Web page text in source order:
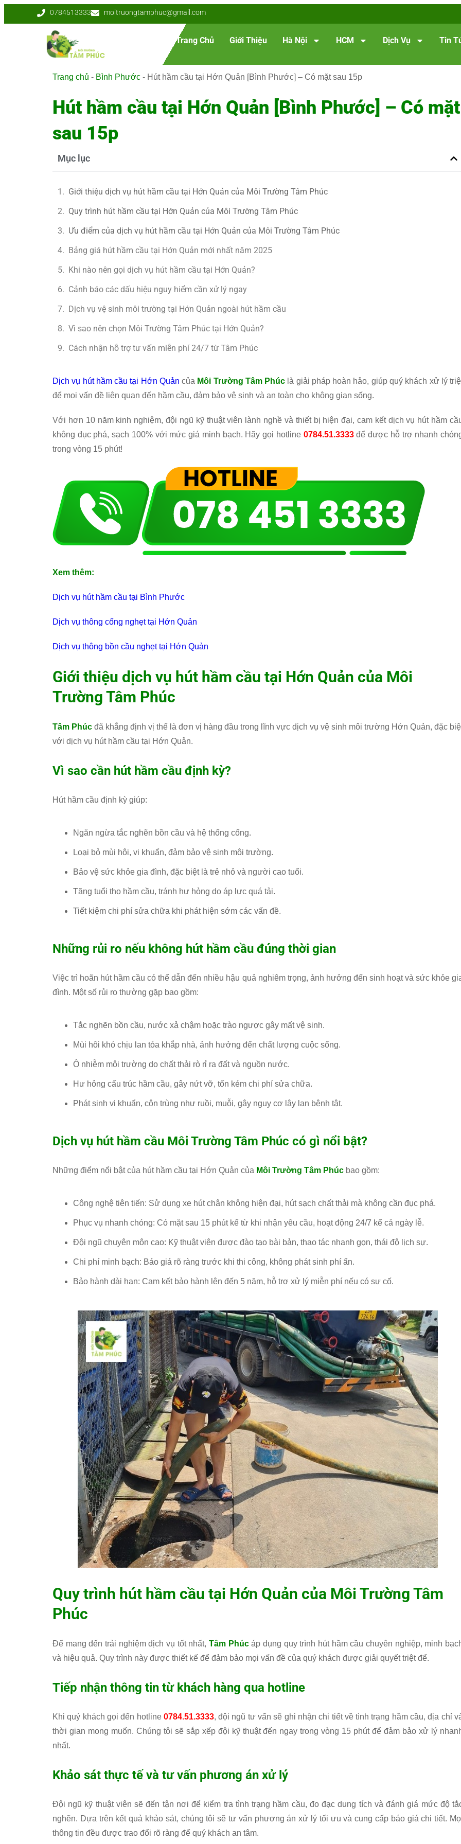
0784513333 moitruongtamphuc@gmail.com
Trang Chủ Giới Thiệu Hà Nội HCM Dịch Vụ Tin
Trang chủ - Bình Phước - Hút hầm cầu tại Hớn Quản [Bình Phước] – Có mặt sau 15p
Hút hầm cầu tại Hớn Quản [Bình Phước] – Có mặt
sau 15p
Mục lục
Giới thiệu dịch vụ hút hầm cầu tại Hớn Quản của Môi Trường Tâm Phúc
Quy trình hút hầm cầu tại Hớn Quản của Môi Trường Tâm Phúc
Ưu điểm của dịch vụ hút hầm cầu tại Hớn Quản của Môi Trường Tâm Phúc
Bảng giá hút hầm cầu tại Hớn Quản mới nhất năm 2025
Khi nào nên gọi dịch vụ hút hầm cầu tại Hớn Quản?
Cảnh báo các dấu hiệu nguy hiểm cần xử lý ngay
Dịch vụ vệ sinh môi trường tại Hớn Quản ngoài hút hầm cầu
Vì sao nên chọn Môi Trường Tâm Phúc tại Hớn Quản?
Cách nhận hỗ trợ tư vấn miễn phí 24/7 từ Tâm Phúc
Dịch vụ hút hầm cầu tại Hớn Quản của Môi Trường Tâm Phúc là giải pháp hoàn hảo, giúp quý khách xử lý
để mọi vấn đề liên quan đến hầm cầu, đảm bảo vệ sinh và an toàn cho không gian sống.
Với hơn 10 năm kinh nghiệm, đội ngũ kỹ thuật viên lành nghề và thiết bị hiện đại, cam kết dịch vụ hút hầm
không đục phá, sạch 100% với mức giá minh bạch. Hãy gọi hotline 0784.51.3333để được hỗ trợ nhanh
trong vòng 15 phút!
Xem thêm:
Dịch vụ hút hầm cầu tại Bình Phước
Dịch vụ thông cống nghẹt tại Hớn Quản
Dịch vụ thông bồn cầu nghẹt tại Hớn Quản
Giới thiệu dịch vụ hút hầm cầu tại Hớn Quản của Môi
Trường Tâm Phúc
Tâm Phúc đã khẳng định vị thế là đơn vị hàng đầu trong lĩnh vực dịch vụ vệ sinh môi trường Hớn Quản, đặc
với dịch vụ hút hầm cầu tại Hớn Quản.
Vì sao cần hút hầm cầu định kỳ?
Hút hầm cầu định kỳ giúp:
Ngăn ngừa tắc nghẽn bồn cầu và hệ thống cống.
Loại bỏ mùi hôi, vi khuẩn, đảm bảo vệ sinh môi trường.
Bảo vệ sức khỏe gia đình, đặc biệt là trẻ nhỏ và người cao tuổi.
Tăng tuổi thọ hầm cầu, tránh hư hỏng do áp lực quá tải.
Tiết kiệm chi phí sửa chữa khi phát hiện sớm các vấn đề.
Những rủi ro nếu không hút hầm cầu đúng thời gian
Việc trì hoãn hút hầm cầu có thể dẫn đến nhiều hậu quả nghiêm trọng, ảnh hưởng đến sinh hoạt và sức khỏe
đình. Một số rủi ro thường gặp bao gồm:
Tắc nghẽn bồn cầu, nước xả chậm hoặc trào ngược gây mất vệ sinh.
Mùi hôi khó chịu lan tỏa khắp nhà, ảnh hưởng đến chất lượng cuộc sống.
Ô nhiễm môi trường do chất thải rò rỉ ra đất và nguồn nước.
Hư hỏng cấu trúc hầm cầu, gây nứt vỡ, tốn kém chi phí sửa chữa.
Phát sinh vi khuẩn, côn trùng như ruồi, muỗi, gây nguy cơ lây lan bệnh tật.
Dịch vụ hút hầm cầu Môi Trường Tâm Phúc có gì nổi bật?
Những điểm nổi bật của hút hầm cầu tại Hớn Quản của Môi Trường Tâm Phúc bao gồm:
Công nghệ tiên tiến: Sử dụng xe hút chân không hiện đại, hút sạch chất thải mà không cần đục phá.
Phục vụ nhanh chóng: Có mặt sau 15 phút kể từ khi nhận yêu cầu, hoạt động 24/7 kể cả ngày lễ.
Đội ngũ chuyên môn cao: Kỹ thuật viên được đào tạo bài bản, thao tác nhanh gọn, thái độ lịch sự.
Chi phí minh bạch: Báo giá rõ ràng trước khi thi công, không phát sinh phí ẩn.
Bảo hành dài hạn: Cam kết bảo hành lên đến 5 năm, hỗ trợ xử lý miễn phí nếu có sự cố.
Quy trình hút hầm cầu tại Hớn Quản của Môi Trường Tâm
Phúc
Để mang đến trải nghiệm dịch vụ tốt nhất, Tâm Phúcáp dụng quy trình hút hầm cầu chuyên nghiệp, minh
và hiệu quả. Quy trình này được thiết kế để đảm bảo mọi vấn đề của quý khách được giải quyết triệt để.
Tiếp nhận thông tin từ khách hàng qua hotline
Khi quý khách gọi đến hotline 0784.51.3333, đội ngũ tư vấn sẽ ghi nhận chi tiết về tình trạng hầm cầu, địa chỉ
thời gian mong muốn. Chúng tôi sẽ sắp xếp đội kỹ thuật đến ngay trong vòng 15 phút để đảm bảo xử lý
nhất.
Khảo sát thực tế và tư vấn phương án xử lý
Đội ngũ kỹ thuật viên sẽ đến tận nơi để kiểm tra tình trạng hầm cầu, đo đạc dung tích và đánh giá mức độ
nghẽn. Dựa trên kết quả khảo sát, chúng tôi sẽ tư vấn phương án xử lý tối ưu và cung cấp báo giá chi tiết.
thông tin đều được trao đổi rõ ràng để quý khách an tâm.